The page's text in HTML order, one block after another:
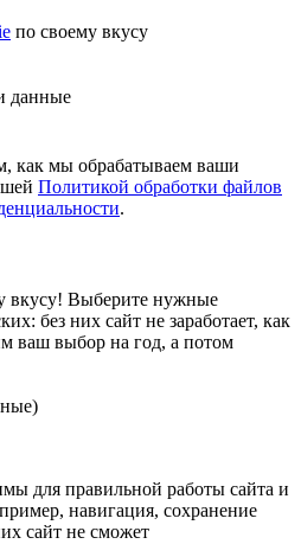
по своему вкусу
данные
как мы обрабатываем ваши
Политикой обработки файлов
.
вкусу! Выберите нужные
без них сайт не заработает, как
ваш выбор на год, а потом
для правильной работы сайта и
навигация, сохранение
сайт не сможет